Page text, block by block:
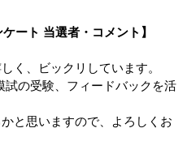
ート 当選者・コメント】
く、ビックリしています。
の受験、フィードバックを活
と思いますので、よろしくお